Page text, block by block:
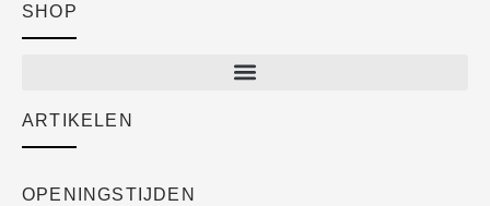
Academy
SHOP
ARTIKELEN
OPENINGSTIJDEN